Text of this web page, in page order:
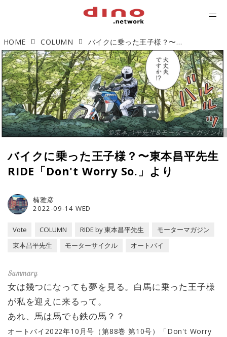
HOME COLUMN バイクに乗った王子様？〜東本昌平先生 RIDE「Don't Worry So.」より
©️東本昌平先生&モーターマガジン社
バイクに乗った王子様？〜東本昌平先生
RIDE「Don't Worry So.」より
2022-09-14 WED
楠雅彦
Vote COLUMN RIDE by 東本昌平先生
モーターマガジン
東本昌平先生
モーターサイクル オートバイ
女は幾つになっても夢を見る。白馬に乗った王子様
が私を迎えに来るって。
あれ、馬は馬でも鉄の馬？？
オートバイ2022年10月号（第88巻 第10号）「Don't Worry